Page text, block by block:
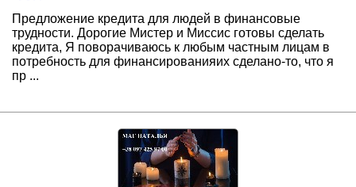
Предложение кредита для людей в финансовые
трудности. Дорогие Мистер и Миссис готовы сделать
кредита, Я поворачиваюсь к любым частным лицам в
потребность для финансированияих сделано-то, что я
пр ...